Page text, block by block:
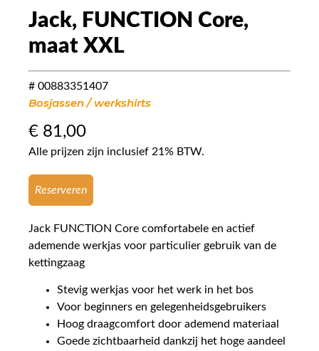
Jack, FUNCTION Core,
maat XXL
# 00883351407
Bosjassen / werkshirts
€ 81,00
Alle prijzen zijn inclusief 21% BTW.
Reserveren
Jack FUNCTION Core comfortabele en actief
ademende werkjas voor particulier gebruik van de
kettingzaag
Stevig werkjas voor het werk in het bos
Voor beginners en gelegenheidsgebruikers
Hoog draagcomfort door ademend materiaal
Goede zichtbaarheid dankzij het hoge aandeel